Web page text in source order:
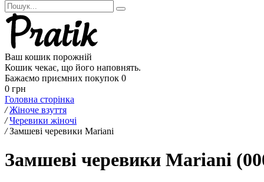
Ваш кошик порожній
Кошик чекає, що його наповнять.
Бажаємо приємних покупок 0
0 грн
Головна сторінка
/ Жіноче взуття
/ Черевики жіночі
/ Замшеві черевики Mariani
Замшеві черевики Mariani